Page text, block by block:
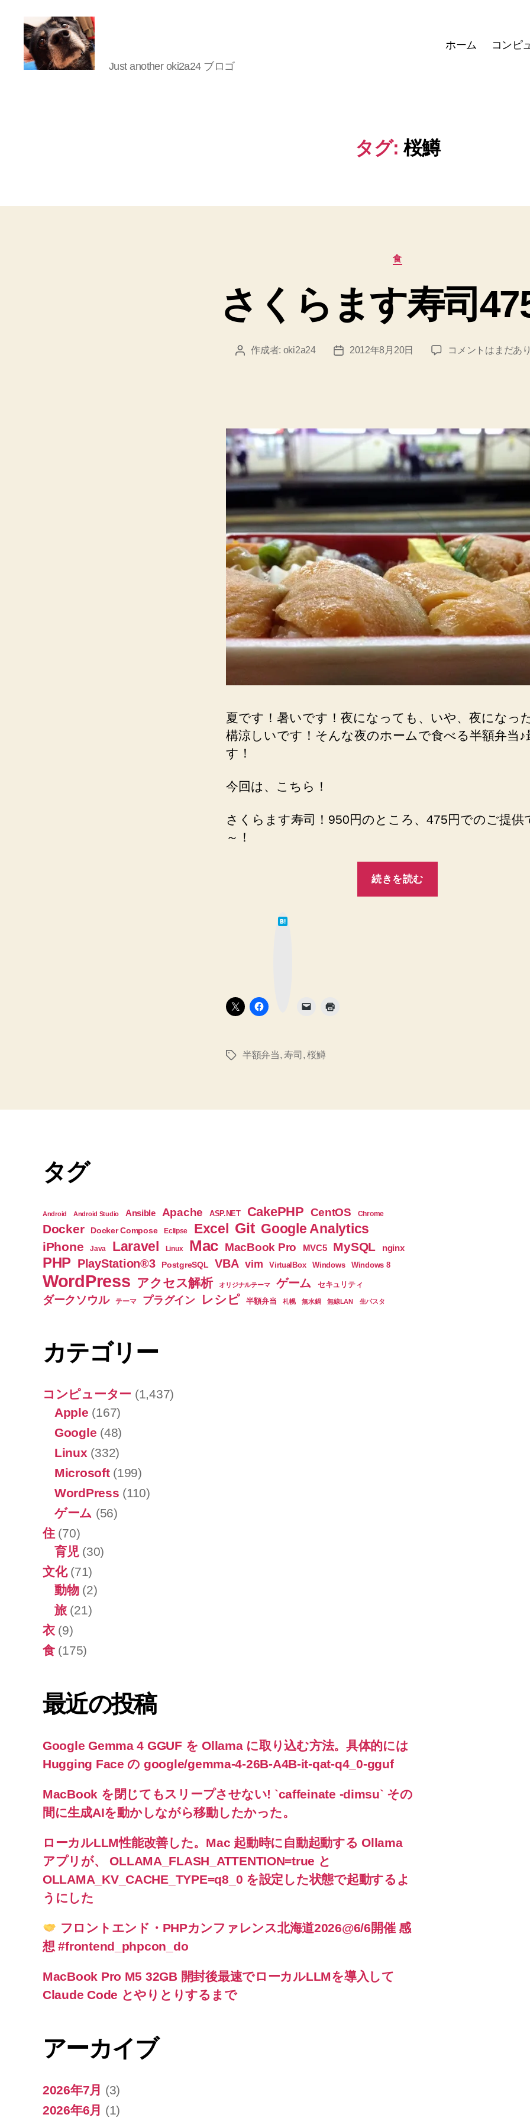
Just another oki2a24 ブロゴ
ホーム コンピ
タグ: 桜鱒
カ
テ
リ
食
さくらます寿司
投 作成者: oki2a24
投
2012年8月20日
さ
司
475
円
へ
コメントはまだあ
夏です！暑いです！夜になっても、いや、夜になっ
構涼しいです！そんな夜のホームで食べる半額弁当♪
す！
今回は、こちら！
さくらます寿司！950円のところ、475円でのご提供
～！
続きを読む
タ
半額弁当,寿司 ,桜鱒
タグ
Android Android Studio Ansible Apache ASP.NET CakePHP CentOS Chrome
Docker Docker Compose Eclipse Excel Git Google Analytics
iPhone Java Laravel Linux Mac MacBook Pro MVC5 MySQL nginx
PHP PlayStation®3 PostgreSQL VBA vim VirtualBox Windows Windows 8
WordPress アクセス解析 オリジナルテーマ ゲーム セキュリティ
ダークソウル テーマ プラグイン レシピ 半額弁当 札幌 無水鍋 無線LAN 生パスタ
カテゴリー
コンピューター (1,437)
Apple (167)
Google (48)
Linux (332)
Microsoft(199)
WordPress (110)
ゲーム (56)
住(70)
育児(30)
文化(71)
動物(2)
旅(21)
衣(9)
食(175)
最近の投稿
Google Gemma 4 GGUF を Ollama に取り込む方法。具体的には
Hugging Face の google/gemma-4-26B-A4B-it-qat-q4_0-gguf
MacBook を閉じてもスリープさせない! `caffeinate -dimsu` その
間に生成AIを動かしながら移動したかった。
ローカルLLM性能改善した。Mac 起動時に自動起動する Ollama
アプリが、 OLLAMA_FLASH_ATTENTION=true と
OLLAMA_KV_CACHE_TYPE=q8_0 を設定した状態で起動するよ
うにした
フロントエンド・PHPカンファレンス北海道2026@6/6開催 感
想 #frontend_phpcon_do
MacBook Pro M5 32GB 開封後最速でローカルLLMを導入して
Claude Code とやりとりするまで
アーカイブ
2026年7月 (3)
2026年6月 (1)